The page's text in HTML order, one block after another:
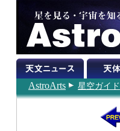
AstroArts 星空ガイド